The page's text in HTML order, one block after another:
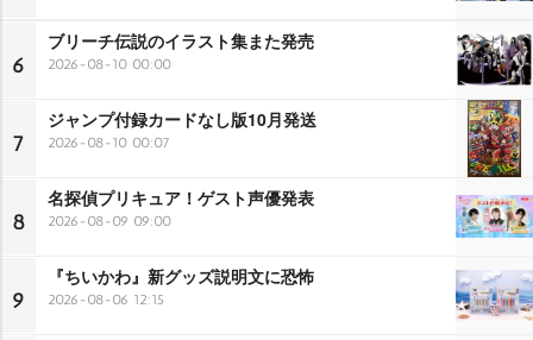
6
ブリーチ伝説のイラスト集また発売
2026-08-10 00:00
7
ジャンプ付録カードなし版10月発送
2026-08-10 00:07
8
名探偵プリキュア！ゲスト声優発表
2026-08-09 09:00
9
『ちいかわ』新グッズ説明文に恐怖
2026-08-06 12:15